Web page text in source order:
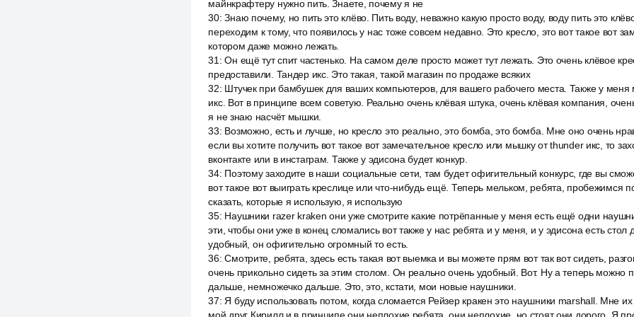
майнкрафтеру нужно пить. Знаете, почему я не
30:Знаю почему, но пить это клёво. Пить воду, неважно какую просто воду, воду пить это
переходим к тому, что появилось у нас тоже совсем недавно. Это кресло, это вот такое вот
котором даже можно лежать.
31 :Он ещё тут спит частенько. На самом деле просто может тут лежать. Это очень клёвое
предоставили. Тандер икс. Это такая, такой магазин по продаже всяких
32: Штучек при бамбушек для ваших компьютеров, для вашего рабочего места. Также у
икс. Вот в принципе всем советую. Реально очень клёвая штука, очень клёвая компания,
я не знаю насчёт мышки.
33: Возможно, есть и лучше, но кресло это реально, это бомба, это бомба. Мне оно очень
если вы хотите получить вот такое вот замечательное кресло или мышку от thunder икс, то
вконтакте или в инстаграм. Также у эдисона будет конкур.
34: Поэтому заходите в наши социальные сети, там будет офигительный конкурс, где вы
вот такое вот выиграть креслице или что-нибудь ещё. Теперь мельком, ребята, пробежимся
сказать, которые я использую, я использую
35: Наушники razer kraken они уже смотрите какие потрёпанные у меня есть ещё одни
эти, чтобы они уже в конец сломались вот также у нас ребята и у меня, и у эдисона есть стол
удобный, он офигительно огромный то есть.
36:Смотрите, ребята, здесь есть такая вот выемка и вы можете прям вот так вот сидеть,
очень прикольно сидеть за этим столом. Он реально очень удобный. Вот. Ну а теперь можно
дальше, немножечко дальше. Это, это, кстати, мои новые наушники.
37: Я буду использовать потом, когда сломается Рейзер кракен это наушники marshall. Мне их